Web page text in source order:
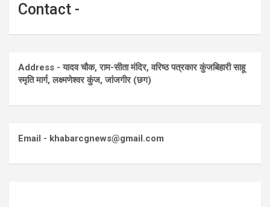
Contact -
Address - यादव चौक, राम-सीता मंदिर, वरिष्ठ पत्रकार कुंजबिहारी साहू
स्मृति मार्ग, लक्ष्मणेश्वर कुंज, जांजगीर (छग)
Email - khabarcgnews@gmail.com